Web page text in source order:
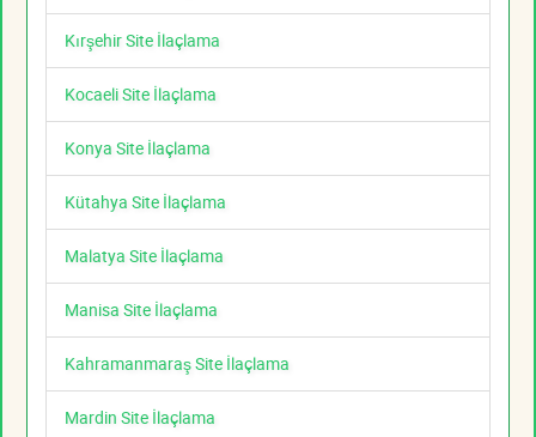
Kırşehir Site İlaçlama
Kocaeli Site İlaçlama
Konya Site İlaçlama
Kütahya Site İlaçlama
Malatya Site İlaçlama
Manisa Site İlaçlama
Kahramanmaraş Site İlaçlama
Mardin Site İlaçlama